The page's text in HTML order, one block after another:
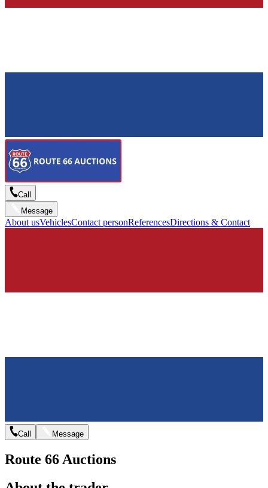
Call
Message
About usVehiclesContact personReferencesDirections & Contact
Call Message
Route 66 Auctions